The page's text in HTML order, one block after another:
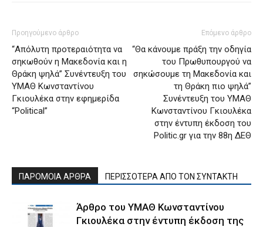
Προηγούμενο άρθρο
“Απόλυτη προτεραιότητα να
σηκωθούν η Μακεδονία και η
Θράκη ψηλά” Συνέντευξη του
ΥΜΑΘ Κωνσταντίνου
Γκιουλέκα στην εφημερίδα
“Political”
Επόμενο άρθρο
“Θα κάνουμε πράξη την οδηγία
του Πρωθυπουργού να
σηκώσουμε τη Μακεδονία και
τη Θράκη πιο ψηλά”
Συνέντευξη του ΥΜΑΘ
Κωνσταντίνου Γκιουλέκα
στην έντυπη έκδοση του
Politic.gr για την 88η ΔΕΘ
ΠΑΡΟΜΟΙΑ ΑΡΘΡΑ ΠΕΡΙΣΣΟΤΕΡΑ ΑΠΟ ΤΟΝ ΣΥΝΤΑΚΤΗ
Άρθρο του ΥΜΑΘ Κωνσταντίνου
Γκιουλέκα στην έντυπη έκδοση της